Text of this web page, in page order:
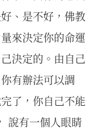
、是不好，佛教
來決定你的命運
決定的。由自己
有辦法可以調
了，你自己不能
說有一個人眼睛